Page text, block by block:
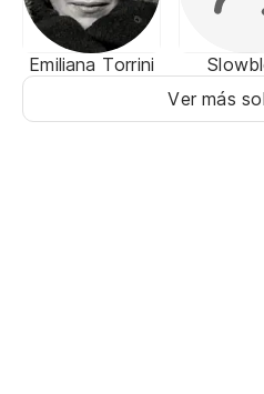
Emiliana Torrini
Ver más